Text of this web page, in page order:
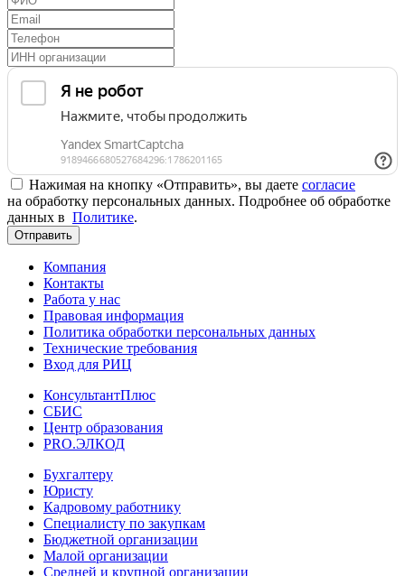
Нажимая на кнопку «Отправить», вы даете согласие
на обработку персональных данных. Подробнее об обработке
данных в Политике.
Отправить
Компания
Контакты
Работа у нас
Правовая информация
Политика обработки персональных данных
Технические требования
Вход для РИЦ
КонсультантПлюс
СБИС
Центр образования
PRO.ЭЛКОД
Бухгалтеру
Юристу
Кадровому работнику
Специалисту по закупкам
Бюджетной организации
Малой организации
Средней и крупной организации